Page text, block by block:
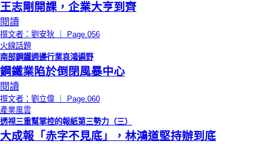
王志剛開課，企業大亨到齊
閱讀
撰文者：劉安狄 ｜ Page.056
火線話題
南部鋼鐵週邊行業哀鴻遍野
鋼鐵業陷於倒閉風暴中心
閱讀
撰文者：劉立偉 ｜ Page.060
產業風雲
透視三重幫掌控的報紙第三勢力（三）
大成報「赤字不見底」，林鴻道堅持辦到底